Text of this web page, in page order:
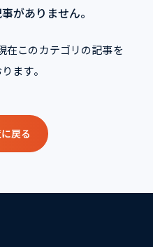
がありません。
在このカテゴリの記事を
ます。
戻る